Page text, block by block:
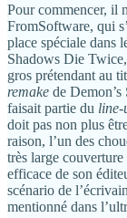
Pour commencer, il
FromSoftware, qui
place spéciale dans
Shadows Die
gros prétendant au
remake de
faisait partie du line-
doit pas non plus
raison, l’un des
très large
efficace de son
scénario de
mentionné dans